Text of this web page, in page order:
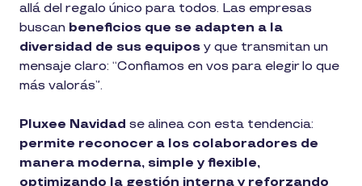
allá del regalo único para todos. Las empresas
buscan beneficios que se adapten a la
diversidad de sus equipos y que transmitan un
mensaje claro: “Confiamos en vos para elegir lo que
más valorás”.
Pluxee Navidad se alinea con esta tendencia:
permite reconocer a los colaboradores de
manera moderna, simple y flexible,
optimizando la gestión interna y reforzando